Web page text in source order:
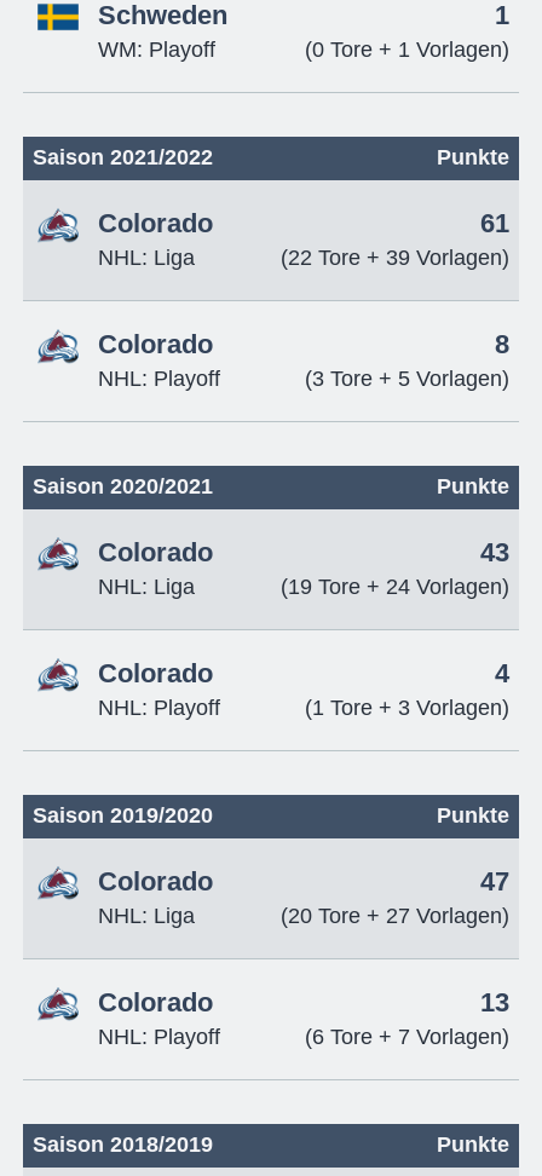
Schweden
WM: Playoff
1
(0 Tore + 1 Vorlagen)
Saison 2021/2022 Punkte
Colorado
NHL: Liga
61
(22 Tore + 39 Vorlagen)
Colorado
NHL: Playoff
8
(3 Tore + 5 Vorlagen)
Saison 2020/2021 Punkte
Colorado
NHL: Liga
43
(19 Tore + 24 Vorlagen)
Colorado
NHL: Playoff
4
(1 Tore + 3 Vorlagen)
Saison 2019/2020 Punkte
Colorado
NHL: Liga
47
(20 Tore + 27 Vorlagen)
Colorado
NHL: Playoff
13
(6 Tore + 7 Vorlagen)
Saison 2018/2019 Punkte